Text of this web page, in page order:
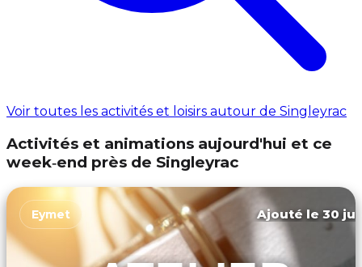
Voir toutes les activités et loisirs autour de Singleyrac
Activités et animations aujourd'hui et ce
week‑end près de Singleyrac
Eymet Ajouté le 30